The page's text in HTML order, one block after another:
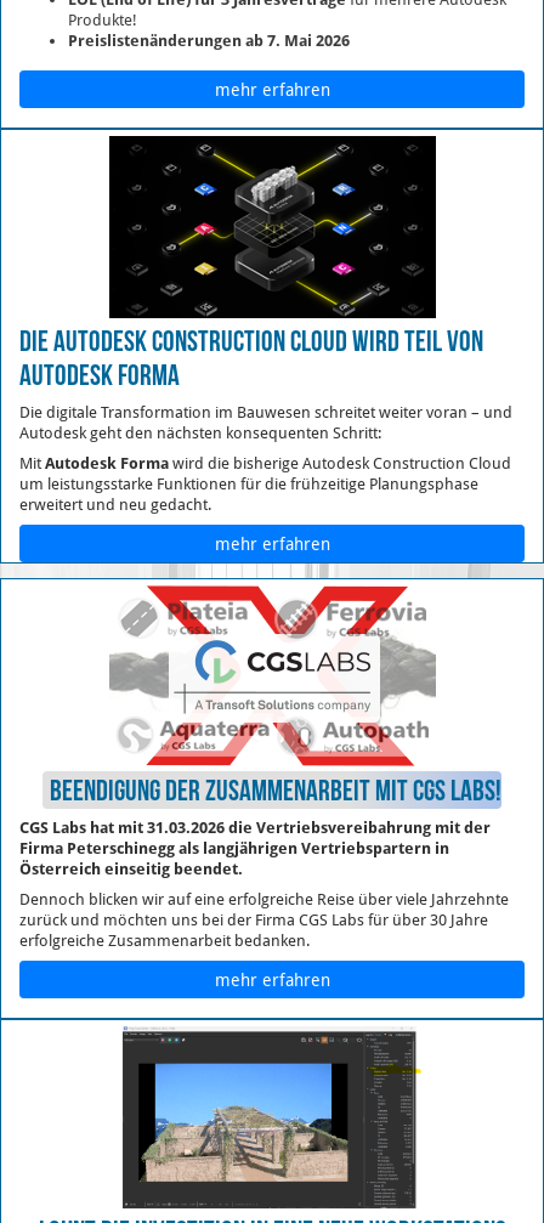
Produkte!
Preislistenänderungen ab 7. Mai 2026
mehr erfahren
Die Autodesk Construction Cloud wird Teil von
Autodesk Forma
Die digitale Transformation im Bauwesen schreitet weiter voran – und
Autodesk geht den nächsten konsequenten Schritt:
MitAutodesk Formawird die bisherige Autodesk Construction Cloud
um leistungsstarke Funktionen für die frühzeitige Planungsphase
erweitert und neu gedacht.
mehr erfahren
Beendigung der Zusammenarbeit mit CGS Labs!
CGS Labs hat mit 31.03.2026 die Vertriebsvereibahrung mit der
Firma Peterschinegg als langjährigen Vertriebspartern in
Österreich einseitig beendet.
Dennoch blicken wir auf eine erfolgreiche Reise über viele Jahrzehnte
zurück und möchten uns bei der Firma CGS Labs für über 30 Jahre
erfolgreiche Zusammenarbeit bedanken.
mehr erfahren